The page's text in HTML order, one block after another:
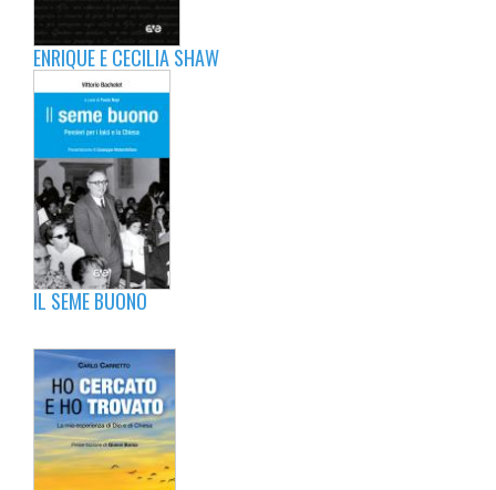
ENRIQUE E CECILIA SHAW
IL SEME BUONO